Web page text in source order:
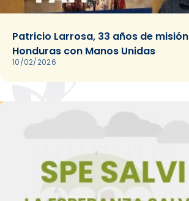
Patricio Larrosa, 33 años de
Honduras con Manos Unidas
10/02/2026